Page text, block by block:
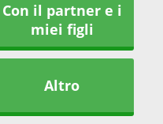
Con il partner e i
miei figli
Altro